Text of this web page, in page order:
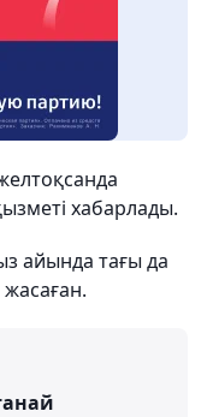
хабарлады.
айында тағы да